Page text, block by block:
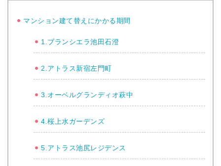
マンション建て替えにかかる期間
1.ブランシエラ池田石澄
2.アトラス新宿左門町
3.オーベルグランディオ萩中
4.桜上水ガーデンズ
5.アトラス池尻レジデンス